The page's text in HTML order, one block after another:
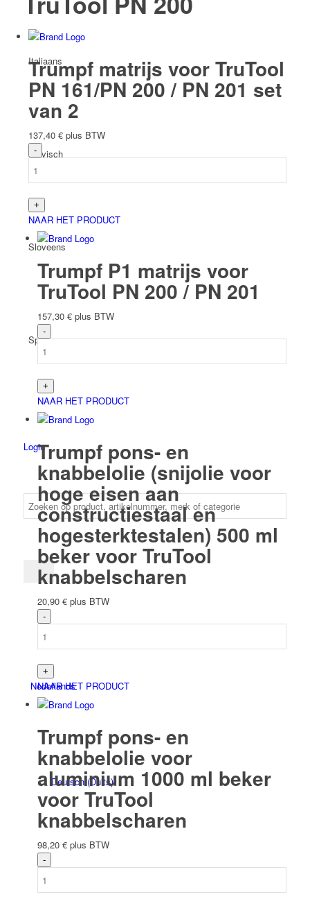
Italiaans
Slavisch
Sloveens
Spaans
Login
Nederlands
Deutsch (Duits)
Trumpf matrijs voor TruTool
PN 161/PN 200 / PN 201 set
van 2
137,40 € plus BTW
NAAR HET PRODUCT
Trumpf P1 matrijs voor
TruTool PN 200 / PN 201
157,30 € plus BTW
NAAR HET PRODUCT
Trumpf pons- en
knabbelolie (snijolie voor
hoge eisen aan
constructiestaal en
hogesterktestalen) 500 ml
beker voor TruTool
knabbelscharen
20,90 € plus BTW
NAAR HET PRODUCT
Trumpf pons- en
knabbelolie voor
aluminium 1000 ml beker
voor TruTool
knabbelscharen
98,20 € plus BTW